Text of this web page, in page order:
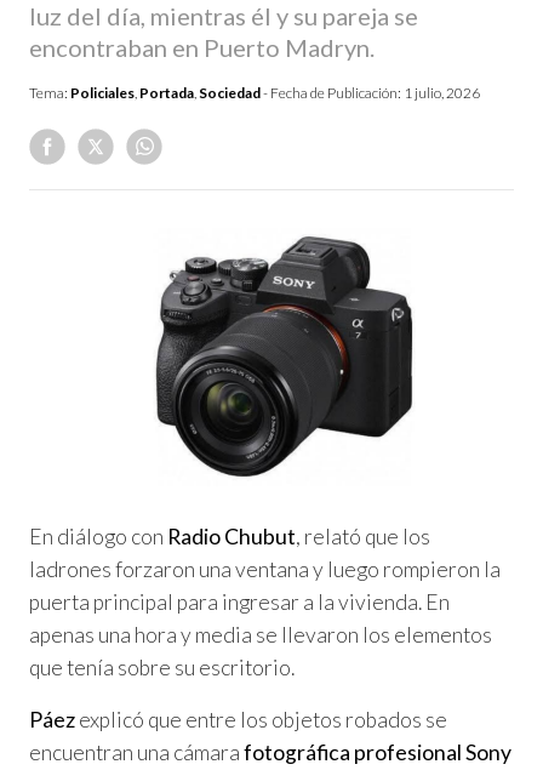
luz del día, mientras él y su pareja se
encontraban en Puerto Madryn.
Tema: Policiales, Portada, Sociedad- Fecha de Publicación: 1 julio, 2026
En diálogo con Radio Chubut, relató que los
ladrones forzaron una ventana y luego rompieron la
puerta principal para ingresar a la vivienda. En
apenas una hora y media se llevaron los elementos
que tenía sobre su escritorio.
Páezexplicó que entre los objetos robados se
encuentran una cámarafotográfica profesional Sony